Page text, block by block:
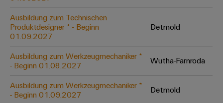
Schaltschrankbau
Lösungen
die
Herausforderungen
Schaltschrankbau
Regler
Gerätehersteller
Leiterplattensteckverbinder
&
und
Smart
Metering
Weidmüller
AI
Schnittstelle
ALLE
SERVICES
Globale
Messen
&
Events
Karriere auf
Ausbildung zum Technischen
Produktdesigner * - Beginn
01.09.2027
Detmold
Ausbildung zum Werkzeugmechaniker *
- Beginn 01.08.2027
Wutha-Farnroda
Ausbildung zum Werkzeugmechaniker *
- Beginn 01.09.2027
Detmold